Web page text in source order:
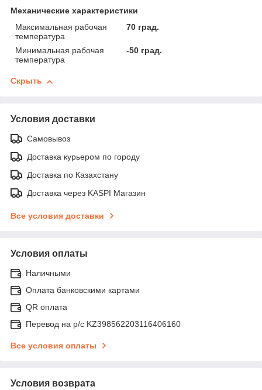
Механические характеристики
Максимальная рабочая
температура
70 град.
Минимальная рабочая
температура
-50 град.
Скрыть
Условия доставки
Самовывоз
Доставка курьером по городу
Доставка по Казахстану
Доставка через KASPI Магазин
Все условия доставки
Условия оплаты
Наличными
Оплата банковскими картами
QR оплата
Перевод на р/с KZ398562203116406160
Все условия оплаты
Условия возврата